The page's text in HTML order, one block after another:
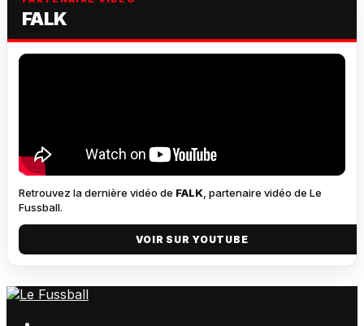
FALK
Retrouvez la dernière vidéo de FALK , partenaire vidéo de Le
Fussball.
VOIR SUR YOUTUBE